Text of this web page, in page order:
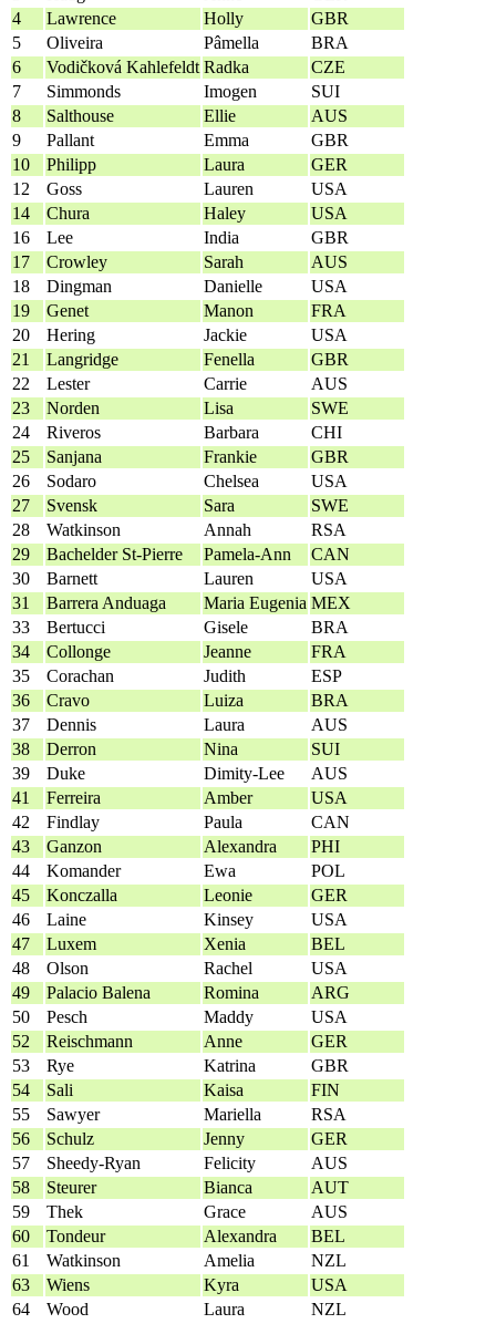
4
Lawrence Holly
GBR
5
Oliveira Pâmella
BRA
6
Vodičková Kahlefeldt Radka
CZE
7
Simmonds Imogen
SUI
8
Salthouse Ellie
AUS
9
Pallant Emma
GBR
10
Philipp Laura
GER
12
Goss Lauren
USA
14
Chura Haley
USA
16
Lee India
GBR
17
Crowley Sarah
AUS
18
Dingman Danielle
USA
19
Genet Manon
FRA
20
Hering Jackie
USA
21
Langridge Fenella
GBR
22
Lester Carrie
AUS
23
Norden Lisa
SWE
24
Riveros Barbara
CHI
25
Sanjana Frankie
GBR
26
Sodaro Chelsea
USA
27
Svensk Sara
SWE
28
Watkinson Annah
RSA
29
Bachelder St-Pierre Pamela-Ann
CAN
30
Barnett Lauren
USA
31
Barrera Anduaga Maria Eugenia MEX
33
Bertucci Gisele
BRA
34
Collonge Jeanne
FRA
35
Corachan Judith
ESP
36
Cravo Luiza
BRA
37
Dennis Laura
AUS
38
Derron Nina
SUI
39
Duke Dimity-Lee
AUS
41
Ferreira Amber
USA
42
Findlay Paula
CAN
43
Ganzon Alexandra
PHI
44
Komander Ewa
POL
45
Konczalla Leonie
GER
46
Laine Kinsey
USA
47
Luxem Xenia
BEL
48
Olson Rachel
USA
49
Palacio Balena Romina
ARG
50
Pesch Maddy
USA
52
Reischmann Anne
GER
53
Rye Katrina
GBR
54
Sali Kaisa
FIN
55
Sawyer Mariella
RSA
56
Schulz Jenny
GER
57
Sheedy-Ryan Felicity
AUS
58
Steurer Bianca
AUT
59
Thek Grace
AUS
60
Tondeur Alexandra
BEL
61
Watkinson Amelia
NZL
63
Wiens Kyra
USA
64
Wood Laura NZL